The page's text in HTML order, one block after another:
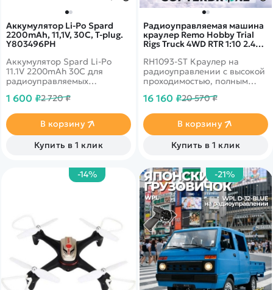
Радиоуправляемая машина
краулер Remo Hobby Trial
Rigs Truck 4WD RTR 1:10 2.4G -
RH1093-ST Краулер на
радиоуправлении с высокой
проходимостью, полным
действия пульта ДУ 200 м.
16 160 ₽20 570 ₽
В корзину
Купить в 1 клик
Аккумулятор Li-Po Spard
2200mAh, 11,1V, 30C, T‐plug.
Y803496PH
Аккумулятор Spard Li-Po
11.1V 2200mAh 30C для
радиоуправляемых
1 600 ₽2 720 ₽
В корзину
Купить в 1 клик
-14% -21%